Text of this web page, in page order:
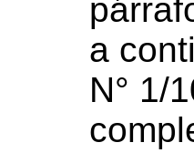
a
N° 1/